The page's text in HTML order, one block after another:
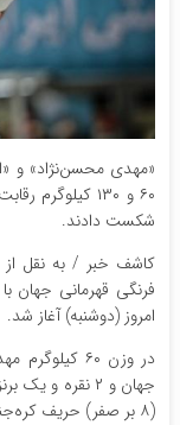
«مهدی محسن‌نژاد» و
۶۰ و ۱۳۰
شکست دادند.
کاشف خبر / به نقل از
امروز (دوشنبه) آغاز شد.
جهان و ۲ نقره
(۸ بر صفر) حریف کره‌جنوبی خود را شکست داد.